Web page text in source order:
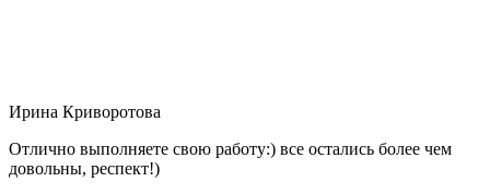
Ирина Криворотова
Отлично выполняете свою работу:) все остались более чем
довольны, респект!)